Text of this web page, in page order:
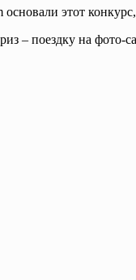
этот
– поездку на фото-